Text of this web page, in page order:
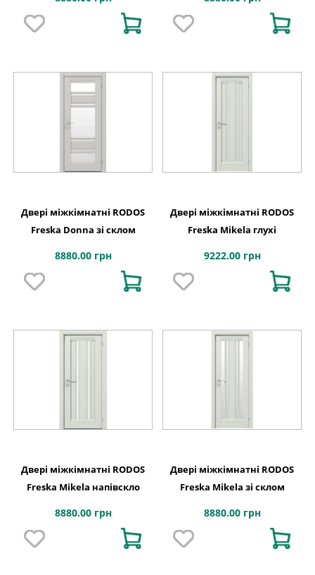
Двері міжкімнатні RODOS
Freska Donna зі склом
8880.00 грн
Двері міжкімнатні RODOS
Freska Mikela глухі
9222.00 грн
Двері міжкімнатні RODOS
Freska Mikela напівскло
8880.00 грн
Двері міжкімнатні RODOS
Freska Mikela зі склом
8880.00 грн